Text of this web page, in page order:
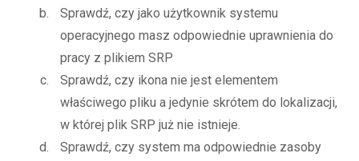
Sprawdź, czy jako użytkownik systemu
operacyjnego masz odpowiednie uprawnienia do
pracy z plikiem SRP
Sprawdź, czy ikona nie jest elementem
właściwego pliku a jedynie skrótem do lokalizacji,
w której plik SRP już nie istnieje.
Sprawdź, czy system ma odpowiednie zasoby